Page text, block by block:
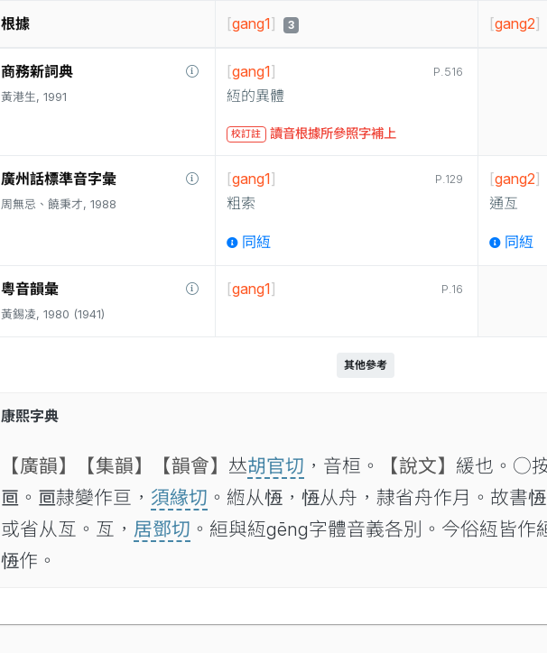
根據 [gang1] 3 [gang2]
商務新詞典
黃港生, 1991
P.516
[gang1]
絚的異體
校訂註 讀音根據所參照字補上
廣州話標準音字彙
周無忌、饒秉才, 1988
P.129
[gang1]
粗索
同絚
[gang2]
通亙
同絚
粵音韻彙
黃錫凌, 1980 (1941)
P.16
[gang1]
其他參考
康熙字典
【廣韻】 【集韻】 【韻會】 𠀤胡官切 ，音桓。 【說文】 緩也。○
𠄢。𠄢隷變作亘， 須緣切 。緪从𢛢，𢛢从舟，隷省舟作月。故書
或省从亙。亙， 居鄧切 。絙與絚gēng字體音義各別。今俗絚皆作
𢛢作。